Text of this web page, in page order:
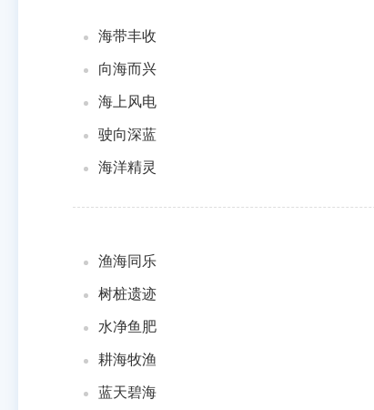
海带丰收
向海而兴
海上风电
驶向深蓝
海洋精灵
渔海同乐
树桩遗迹
水净鱼肥
耕海牧渔
蓝天碧海